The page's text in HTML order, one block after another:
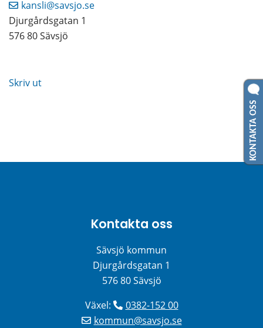
kansli@savsjo.se
Djurgårdsgatan 1
576 80 Sävsjö
Skriv ut
Kontakta oss
Sävsjö kommun
Djurgårdsgatan 1
576 80 Sävsjö
Växel:
0382-152 00
kommun@savsjo.se
KONTAKTA OSS